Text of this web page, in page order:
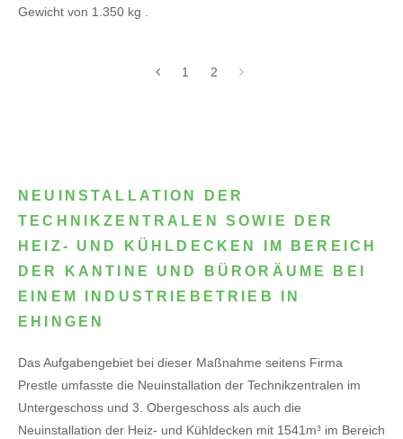
Gewicht von 1.350 kg .
1 2
NEUINSTALLATION DER
TECHNIKZENTRALEN SOWIE DER
HEIZ- UND KÜHLDECKEN IM BEREICH
DER KANTINE UND BÜRORÄUME BEI
EINEM INDUSTRIEBETRIEB IN
EHINGEN
Das Aufgabengebiet bei dieser Maßnahme seitens Firma
Prestle umfasste die Neuinstallation der Technikzentralen im
Untergeschoss und 3. Obergeschoss als auch die
Neuinstallation der Heiz- und Kühldecken mit 1541m³ im Bereich